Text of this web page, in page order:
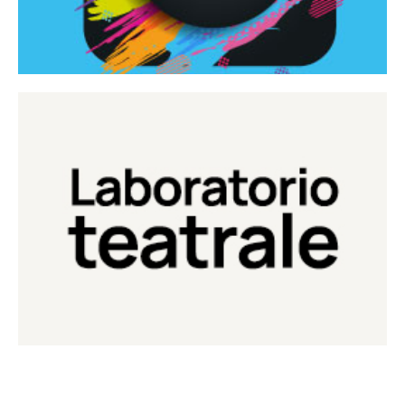
Laboratorio Teatrale
Laboratorio di teatro del Teatro Eduardo de Filippo
Continua